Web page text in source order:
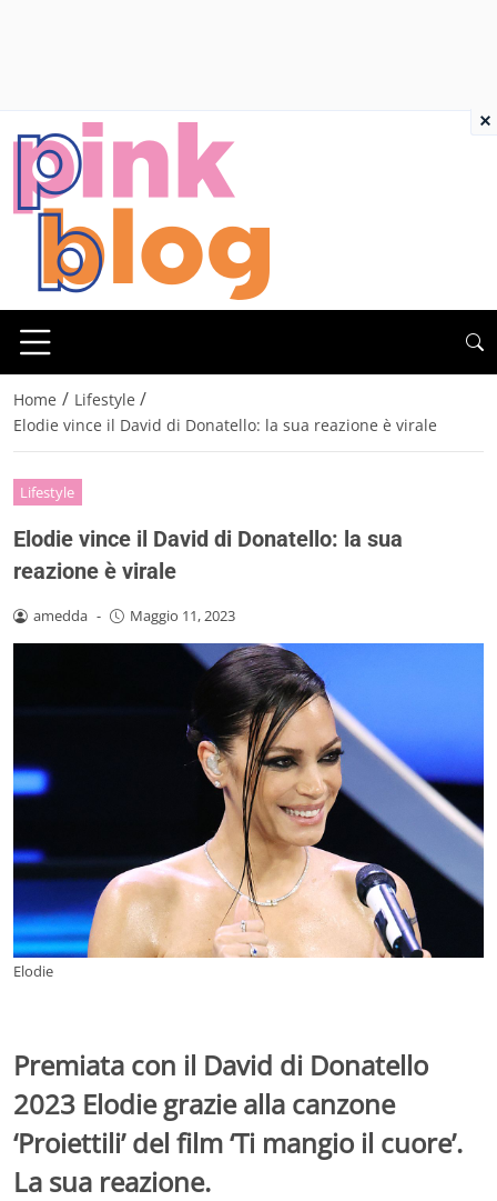
Home / Lifestyle /
Elodie vince il David di Donatello: la sua reazione è virale
Lifestyle
Elodie vince il David di Donatello: la sua
reazione è virale
amedda - Maggio 11, 2023
Elodie
Premiata con il David di Donatello
2023 Elodie grazie alla canzone
‘Proiettili’ del film ‘Ti mangio il cuore’.
La sua reazione.
×